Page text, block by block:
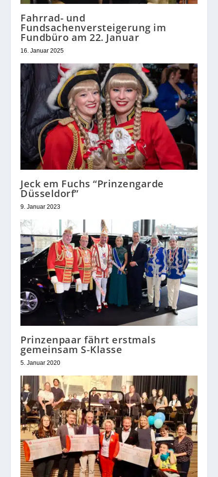
Fahrrad- und
Fundsachenversteigerung im
Fundbüro am 22. Januar
16. Januar 2025
Jeck em Fuchs “Prinzengarde
Düsseldorf”
9. Januar 2023
Prinzenpaar fährt erstmals
gemeinsam S‑Klasse
5. Januar 2020